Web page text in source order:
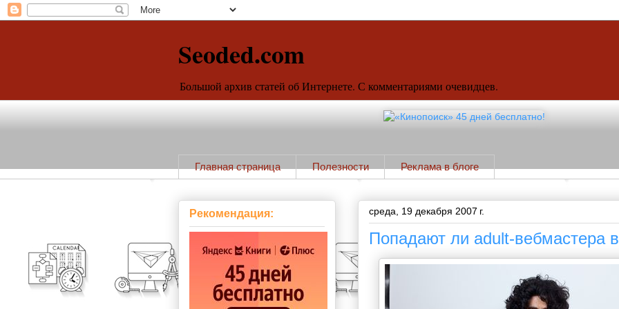
Seoded.com
Большой архив статей об Интернете. С комментариями очевидцев.
Главная страница Полезности Реклама в блоге
среда, 19 декабря 2007 г.
Попадают ли adult-вебмастера
Рекомендация: